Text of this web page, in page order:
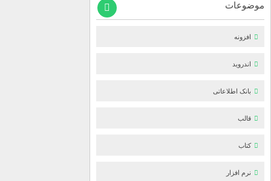
موضوعات
افزونه
اندروید
بانک اطلاعاتی
قالب
کتاب
نرم افزار